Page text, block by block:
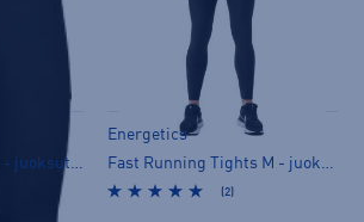
Energetics
(2)